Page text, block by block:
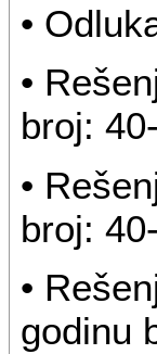
•
•
broj:
•
broj:
•
godinu